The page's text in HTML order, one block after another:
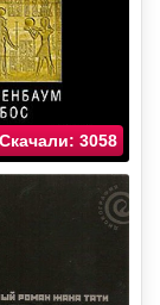
Скачали: 3058